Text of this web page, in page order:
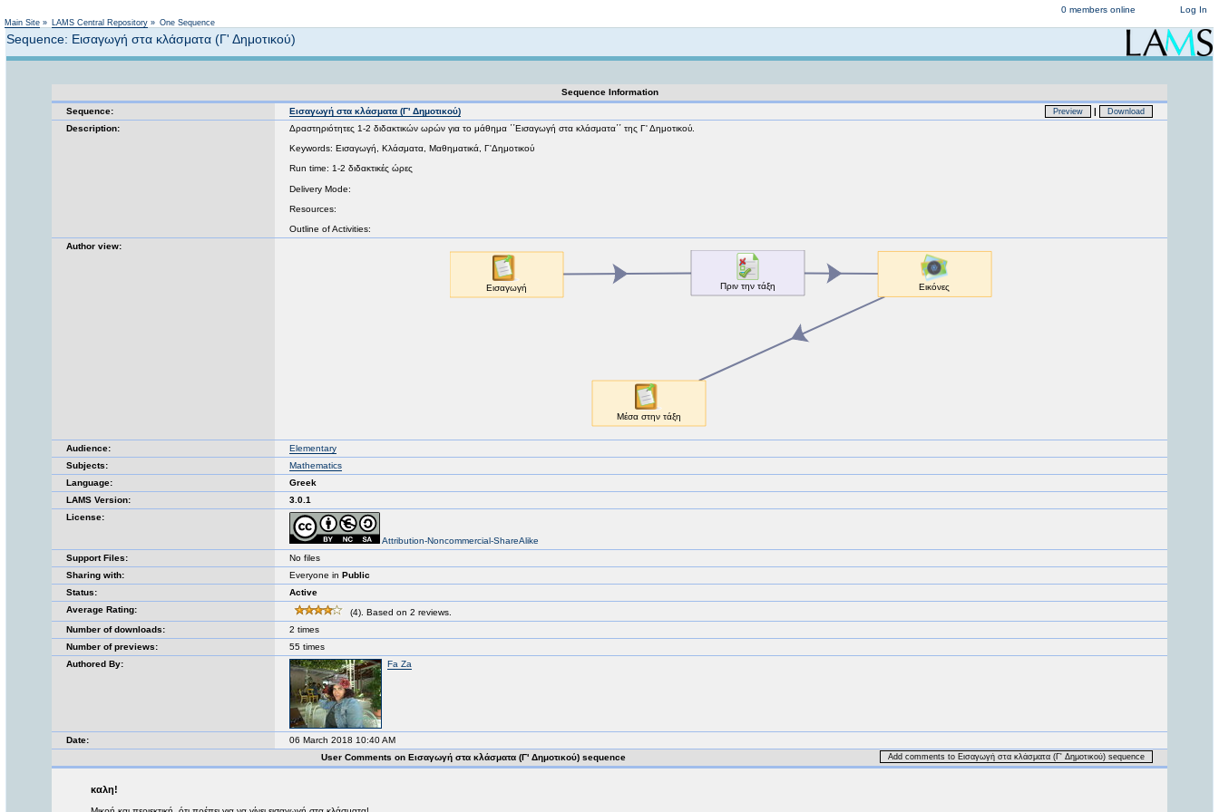
Log In
0 members online
Main Site » LAMS Central Repository » One Sequence
Sequence: Εισαγωγή στα κλάσματα (Γ' Δημοτικού)
Sequence Information
Sequence:
Εισαγωγή στα κλάσματα (Γ' Δημοτικού) Preview | Download
Description: Δραστηριότητες 1-2 διδακτικών ωρών για το μάθημα ΄΄Εισαγωγή στα κλάσματα΄΄ της Γ' Δημοτικού.
Keywords: Εισαγωγή, Κλάσματα, Μαθηματικά, Γ'Δημοτικού
Run time: 1-2 διδακτικές ώρες
Delivery Mode:
Resources:
Outline of Activities:
Author view:
Audience:
Elementary
Subjects:
Mathematics
Language:
Greek
LAMS Version:
3.0.1
License:
Attribution-Noncommercial-ShareAlike
Support Files:
No files
Sharing with:
Everyone in Public
Status:
Active
Average Rating:
(4). Based on 2 reviews.
Number of downloads:
2 times
Number of previews:
55 times
Authored By:
Fa Za
Date:
06 March 2018 10:40 AM
User Comments on Εισαγωγή στα κλάσματα (Γ' Δημοτικού) sequence
Add comments to Εισαγωγή στα κλάσματα (Γ' Δημοτικού) sequence
καλη!